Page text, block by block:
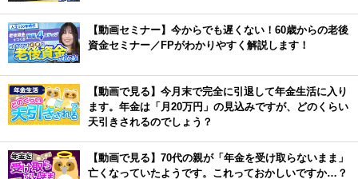
【動画セミナー】今からでも遅くない！60歳からの老後
資金セミナー／FPがわかりやすく解説します！
【動画で見る】今月末で完全に引退して年金生活に入り
ます。年金は「月20万円」の見込みですが、どのくらい
天引きされるのでしょう？
【動画で見る】70代の親が「年金を受け取らないまま」
亡くなっていたようです。これっておかしいですか…？